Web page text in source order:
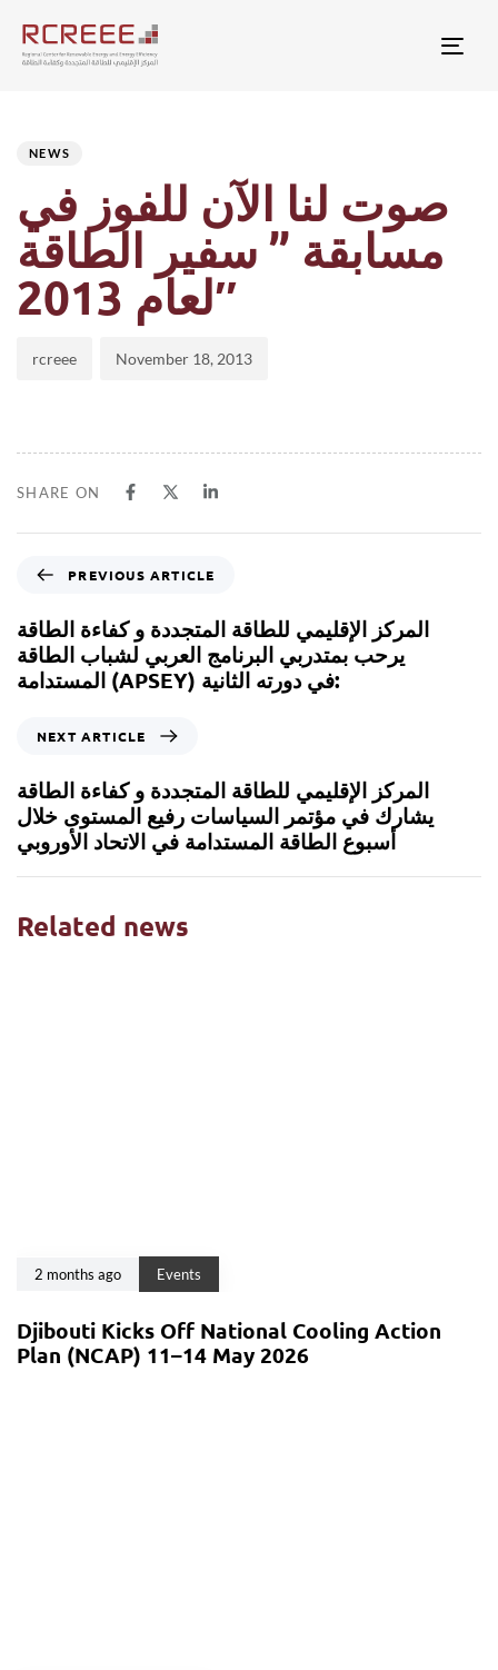
NEWS
صوت لنا الآن للفوز في
مسابقة ” سفير الطاقة
لعام 2013″
rcreee November 18, 2013
SHARE ON
PREVIOUS ARTICLE
المركز الإقليمي للطاقة المتجددة و كفاءة الطاقة
يرحب بمتدربي البرنامج العربي لشباب الطاقة
المستدامة (APSEY) في دورته الثانية:
NEXT ARTICLE
المركز الإقليمي للطاقة المتجددة و كفاءة الطاقة
يشارك في مؤتمر السياسات رفيع المستوى خلال
أسبوع الطاقة المستدامة في الاتحاد الأوروبي
Related news
2 months ago Events
Djibouti Kicks Off National Cooling Action
Plan (NCAP) 11–14 May 2026